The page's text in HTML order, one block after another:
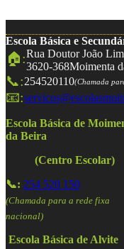
Escola Básica e
🏠:Rua Doutor João
3620-368Moimenta
📞:254520110(Chamada
📧:
Escola Básica de
da Beira
(Centro Escolar)
📞: 254 520 150
(Chamada para a rede fixa
nacional)
Escola Básica de Alvite